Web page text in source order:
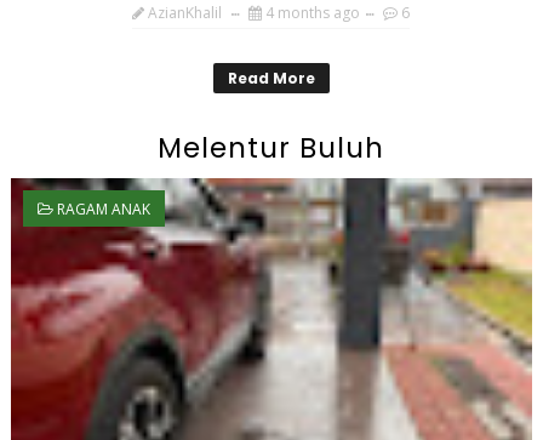
AzianKhalil 4 months ago 6
Read More
Melentur Buluh
RAGAM ANAK